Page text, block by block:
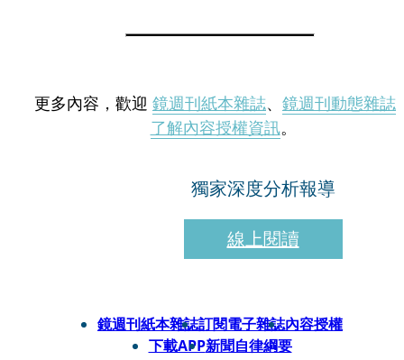
更多內容，歡迎 鏡週刊紙本雜誌、 鏡週刊動態雜誌
了解內容授權資訊。
獨家深度分析報導
線上閱讀
鏡週刊紙本雜誌訂閱電子雜誌內容授權
下載APP新聞自律綱要